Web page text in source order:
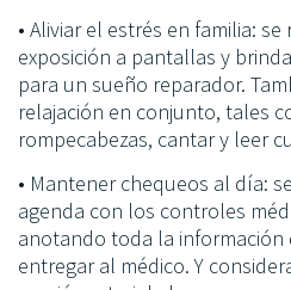
• Aliviar el estrés en familia:
exposición a pantallas y
para un sueño reparador.
relajación en conjunto, tales
rompecabezas, cantar y leer
• Mantener chequeos al día:
agenda con los controles
anotando toda la información
entregar al médico. Y